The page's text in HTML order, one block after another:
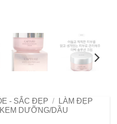
- SẮC ĐẸP /
LÀM ĐẸP
KEM DƯỠNG/DẦU